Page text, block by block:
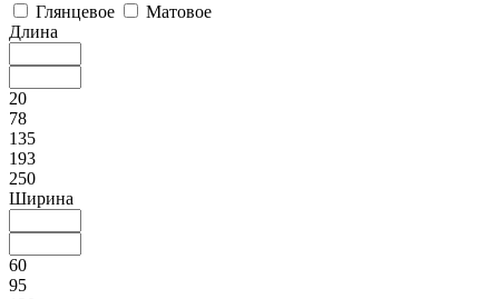
Глянцевое
Матовое
Длина
20
78
135
193
250
Ширина
60
95